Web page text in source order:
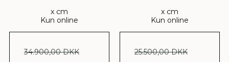
x cm
Kun online
34.900,00 DKK
x cm
Kun online
25.500,00 DKK